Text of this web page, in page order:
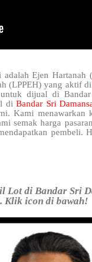
Ejen Hartanah
(LPPEH) yang aktif di
dijual di
diBandar Sri
Kami menawarkan
semak harga
pembeli.
Lot di Bandar Sri
Klik icon di bawah!